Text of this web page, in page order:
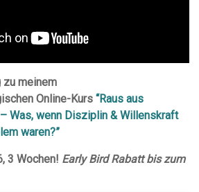
zu meinem
Online-Kurs“Raus aus
Was, wenn Disziplin & Willenskraft
waren?”
3 Wochen! Early Bird Rabatt bis zum